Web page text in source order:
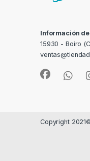
Información
15930 - Boiro
Copyright